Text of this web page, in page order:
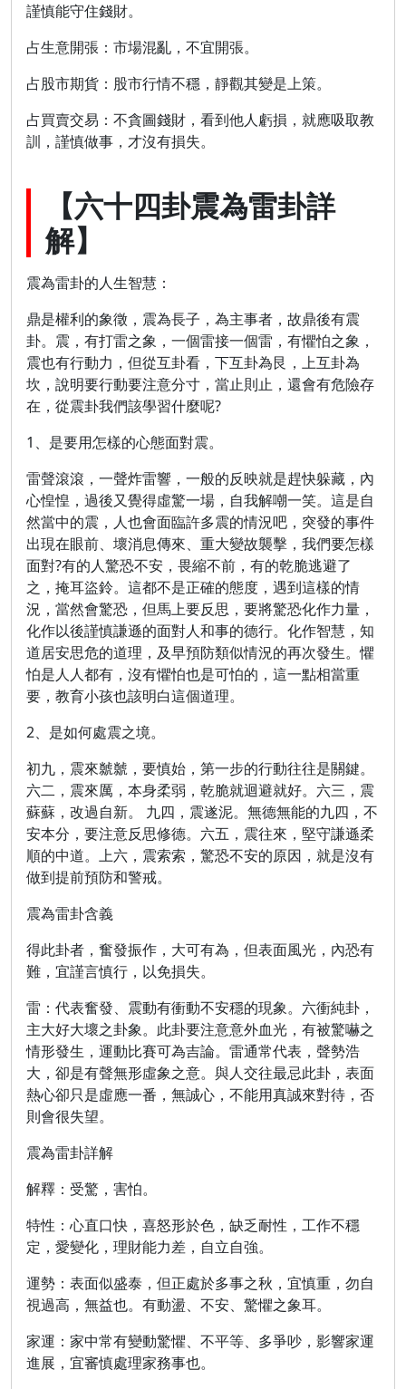
謹慎能守住錢財。
占生意開張：市場混亂，不宜開張。
占股市期貨：股市行情不穩，靜觀其變是上策。
占買賣交易：不貪圖錢財，看到他人虧損，就應吸取教
訓，謹慎做事，才沒有損失。
【六十四卦震為雷卦詳
解】
震為雷卦的人生智慧：
鼎是權利的象徵，震為長子，為主事者，故鼎後有震
卦。震，有打雷之象，一個雷接一個雷，有懼怕之象，
震也有行動力，但從互卦看，下互卦為艮，上互卦為
坎，說明要行動要注意分寸，當止則止，還會有危險存
在，從震卦我們該學習什麼呢?
1、是要用怎樣的心態面對震。
雷聲滾滾，一聲炸雷響，一般的反映就是趕快躲藏，內
心惶惶，過後又覺得虛驚一場，自我解嘲一笑。這是自
然當中的震，人也會面臨許多震的情況吧，突發的事件
出現在眼前、壞消息傳來、重大變故襲擊，我們要怎樣
面對?有的人驚恐不安，畏縮不前，有的乾脆逃避了
之，掩耳盜鈴。這都不是正確的態度，遇到這樣的情
況，當然會驚恐，但馬上要反思，要將驚恐化作力量，
化作以後謹慎謙遜的面對人和事的德行。化作智慧，知
道居安思危的道理，及早預防類似情況的再次發生。懼
怕是人人都有，沒有懼怕也是可怕的，這一點相當重
要，教育小孩也該明白這個道理。
2、是如何處震之境。
初九，震來虩虩，要慎始，第一步的行動往往是關鍵。
六二，震來厲，本身柔弱，乾脆就迴避就好。六三，震
蘇蘇，改過自新。 九四，震遂泥。無德無能的九四，不
安本分，要注意反思修德。六五，震往來，堅守謙遜柔
順的中道。上六，震索索，驚恐不安的原因，就是沒有
做到提前預防和警戒。
震為雷卦含義
得此卦者，奮發振作，大可有為，但表面風光，內恐有
難，宜謹言慎行，以免損失。
雷：代表奮發、震動有衝動不安穩的現象。六衝純卦，
主大好大壞之卦象。此卦要注意意外血光，有被驚嚇之
情形發生，運動比賽可為吉論。雷通常代表，聲勢浩
大，卻是有聲無形虛象之意。與人交往最忌此卦，表面
熱心卻只是虛應一番，無誠心，不能用真誠來對待，否
則會很失望。
震為雷卦詳解
解釋：受驚，害怕。
特性：心直口快，喜怒形於色，缺乏耐性，工作不穩
定，愛變化，理財能力差，自立自強。
運勢：表面似盛泰，但正處於多事之秋，宜慎重，勿自
視過高，無益也。有動盪、不安、驚懼之象耳。
家運：家中常有變動驚懼、不平等、多爭吵，影響家運
進展，宜審慎處理家務事也。